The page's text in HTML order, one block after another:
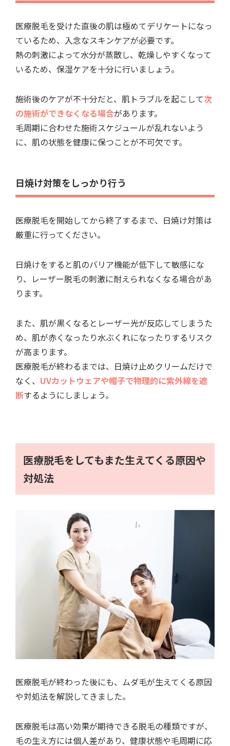
医療脱毛を受けた直後の肌は極めてデリケートになっ
ているため、入念なスキンケアが必要です。
熱の刺激によって水分が蒸散し、乾燥しやすくなって
いるため、保湿ケアを十分に行いましょう。
施術後のケアが不十分だと、肌トラブルを起こして次
の施術ができなくなる場合があります。
毛周期に合わせた施術スケジュールが乱れないよう
に、肌の状態を健康に保つことが不可欠です。
日焼け対策をしっかり行う
医療脱毛を開始してから終了するまで、日焼け対策は
厳重に行ってください。
日焼けをすると肌のバリア機能が低下して敏感にな
り、レーザー脱毛の刺激に耐えられなくなる場合があ
ります。
また、肌が黒くなるとレーザー光が反応してしまうた
め、肌が赤くなったり水ぶくれになったりするリスク
が高まります。
医療脱毛が終わるまでは、日焼け止めクリームだけで
なく、 UVカットウェアや帽子で物理的に紫外線を遮
断するようにしましょう。
医療脱毛をしてもまた生えてくる原因や
対処法
医療脱毛が終わった後にも、ムダ毛が生えてくる原因
や対処法を解説してきました。
医療脱毛は高い効果が期待できる脱毛の種類ですが、
毛の生え方には個人差があり、健康状態や毛周期に応